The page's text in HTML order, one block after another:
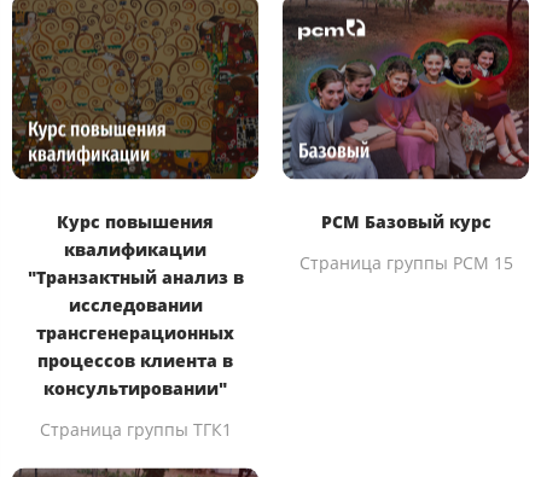
Курс повышения
квалификации
"Транзактный анализ в
исследовании
трансгенерационных
процессов клиента в
консультировании"
Страница группы ТГК1
РСМ Базовый курс
Страница группы PCM 15